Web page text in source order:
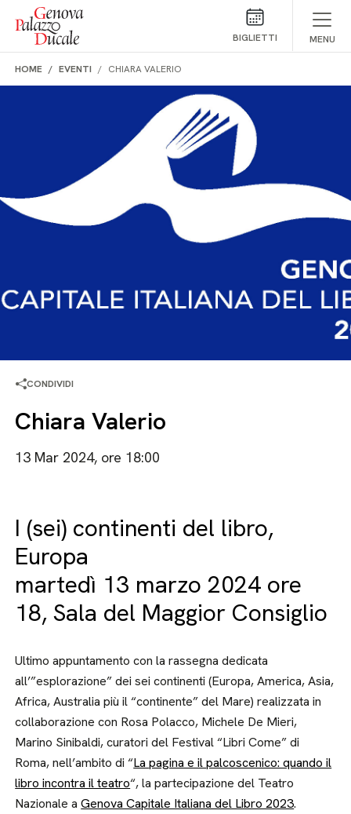
Salta al contenuto
BIGLIETTI MENU
HOME EVENTI CHIARA VALERIO
CONDIVIDI
Chiara Valerio
13 Mar 2024, ore 18:00
I (sei) continenti del libro,
Europa
martedì 13 marzo 2024 ore
18, Sala del Maggior Consiglio
Ultimo appuntamento con la rassegna dedicata
all’”esplorazione” dei sei continenti (Europa, America, Asia,
Africa, Australia più il “continente” del Mare) realizzata in
collaborazione con Rosa Polacco, Michele De Mieri,
Marino Sinibaldi, curatori del Festival “Libri Come” di
Roma, nell’ambito di “La pagina e il palcoscenico: quando il
libro incontra il teatro“, la partecipazione del Teatro
Nazionale aGenova Capitale Italiana del Libro 2023.